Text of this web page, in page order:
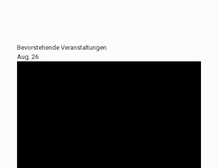
Bevorstehende Veranstaltungen
Aug. 26